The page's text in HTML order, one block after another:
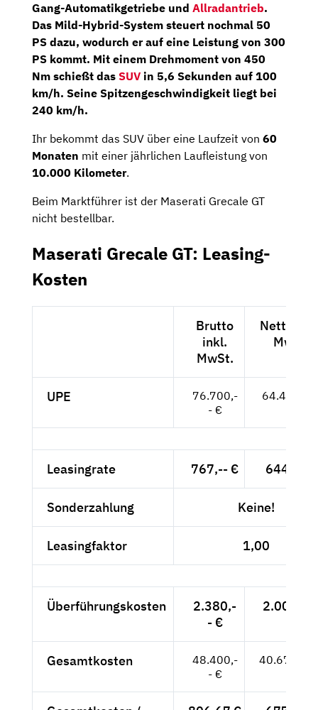
Gang-Automatikgetriebe und Allradantrieb.
Das Mild-Hybrid-System steuert nochmal 50
PS dazu, wodurch er auf eine Leistung von 300
PS kommt. Mit einem Drehmoment von 450
Nm schießt das SUV in 5,6 Sekunden auf 100
km/h. Seine Spitzengeschwindigkeit liegt bei
240 km/h.
Ihr bekommt das SUV über eine Laufzeit von 60
Monaten mit einer jährlichen Laufleistung von
10.000 Kilometer.
Beim Marktführer ist der Maserati Grecale GT
nicht bestellbar.
Maserati Grecale GT: Leasing-
Kosten
Brutto
inkl.
MwSt.
Netto
MwSt.
UPE
76.700,-
- €
64.454,--
Leasingrate 767,-- € 644,54 €
Sonderzahlung Keine!
Leasingfaktor 1,00
Überführungskosten
2.380,-
- €
2.000,--
Gesamtkosten
48.400,-
- €
40.672,27